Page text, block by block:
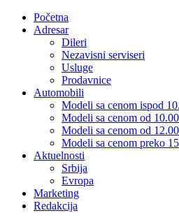
Početna
Adresar
Dileri
Nezavisni serviseri
Usluge
Prodavnice
Automobili
Modeli sa cenom ispod
Modeli sa cenom od
Modeli sa cenom od
Modeli sa cenom preko
Aktuelnosti
Srbija
Evropa
Marketing
Redakcija